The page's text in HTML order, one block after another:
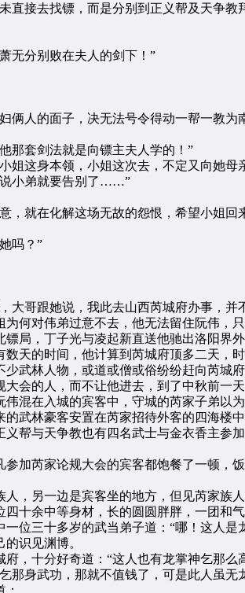
接去找镖，而是分别到正义帮及天争
分别败在夫人的剑下！”
人的面子，决无法号令得动一帮一教为
套剑法就是向镖主夫人学的！”
这身本领，小姐这次去，不定又向她母
小弟就要告别了……”
就在化解这场无故的怨恨，希望小姐
吗？”
哥跟她说，我此去山西芮城府办事，并
对伟弟过意不去，他无法留住阮伟，只
，丁子光与凌起新直送他驰出洛阳界外
的时间，他计算到芮城府顶多二天，时
林人物，或道或僧或俗纷纷赶向芮城府
的人，而不让他进去，到了中秋前一天
在入城的宾客中，守城的芮家子弟以为
林豪客安置在芮家招待外客的四海楼中
与天争教也有四名武士与金衣香主参
芮家论规大会的宾客都饱餐了一顿，
另一边是宾客坐的地方，但见芮家族人
余中等身材，长的圆圆胖胖，一团和气
三十多岁的武当弟子道：“哪！这人是
识见渊博。
十分好奇道：“这人也有龙掌神乞那么
身武功，那就不值钱了，可是此人虽无